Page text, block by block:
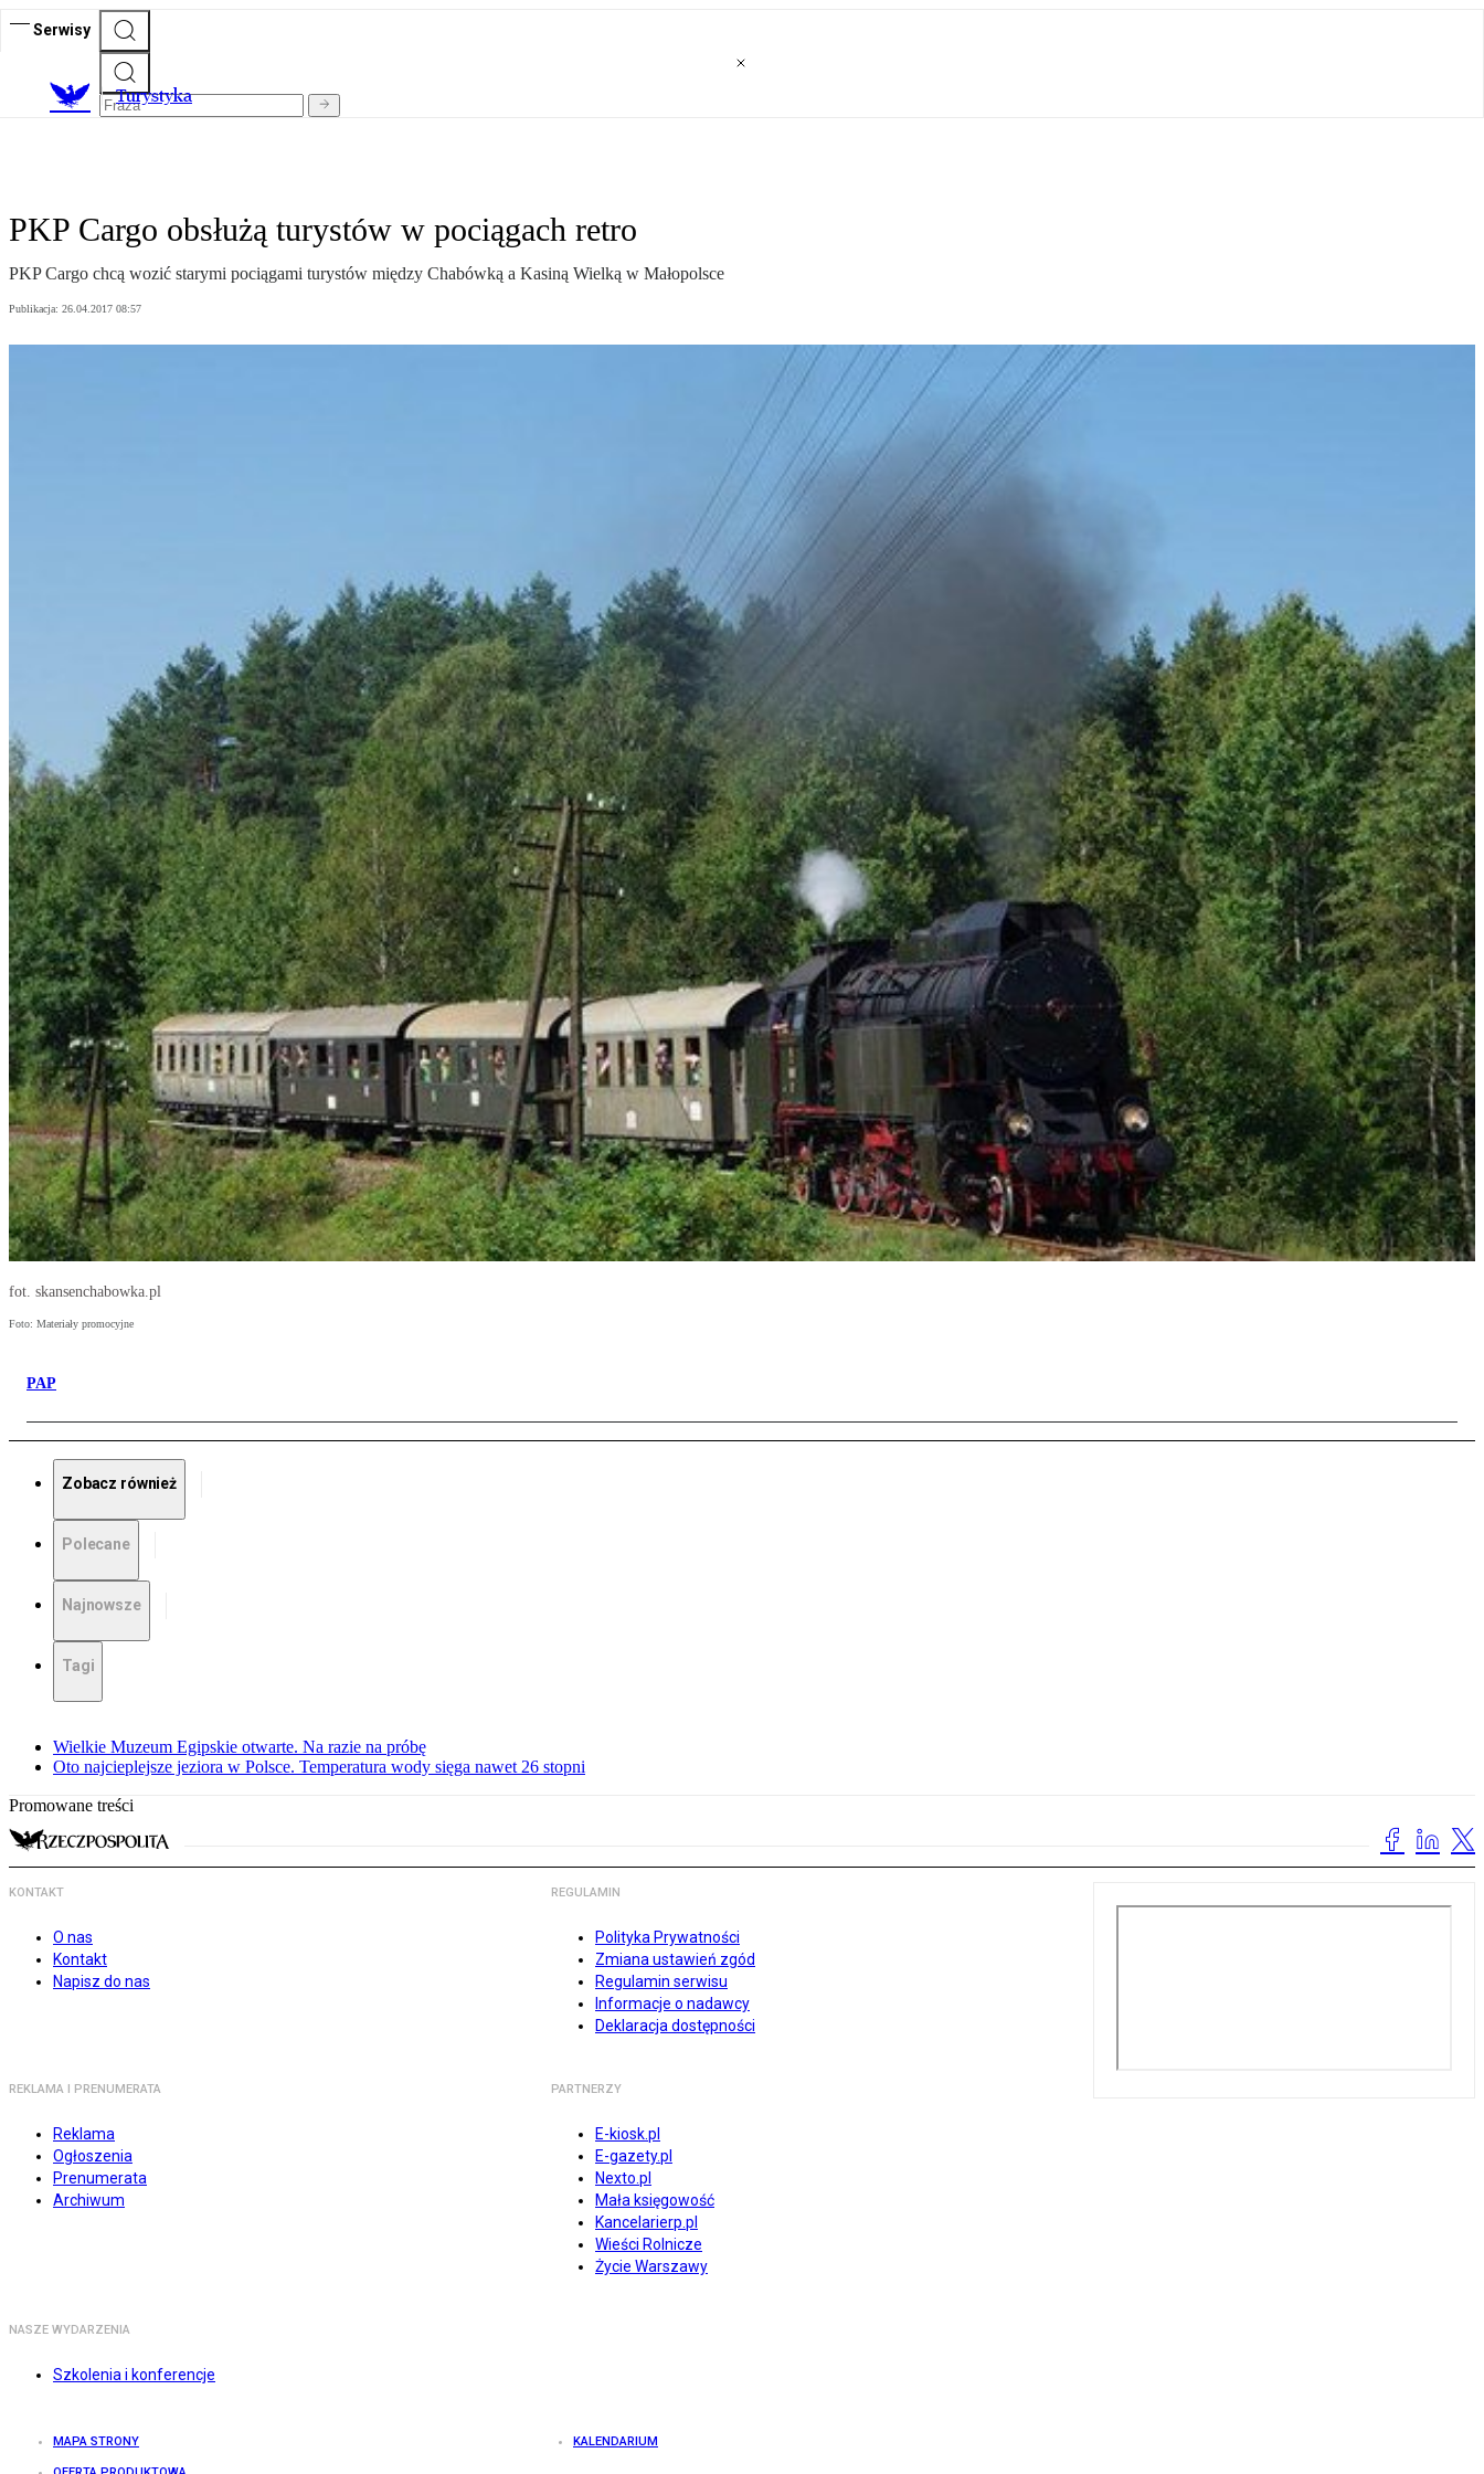
Serwisy
Turystyka
PKP Cargo obsłużą turystów w pociągach retro
PKP Cargo chcą wozić starymi pociągami turystów między Chabówką a Kasiną Wielką w Małopolsce
Publikacja: 26.04.2017 08:57
fot. skansenchabowka.pl
Foto: Materiały promocyjne
PAP
Zobacz również
Polecane
Najnowsze
Tagi
Wielkie Muzeum Egipskie otwarte. Na razie na próbę
Oto najcieplejsze jeziora w Polsce. Temperatura wody sięga nawet 26 stopni
Promowane treści
KONTAKT
O nas
Kontakt
Napisz do nas
REGULAMIN
Polityka Prywatności
Zmiana ustawień zgód
Regulamin serwisu
Informacje o nadawcy
Deklaracja dostępności
REKLAMA I PRENUMERATA
Reklama
Ogłoszenia
Prenumerata
Archiwum
PARTNERZY
E-kiosk.pl
E-gazety.pl
Nexto.pl
Mała księgowość
Kancelarierp.pl
Wieści Rolnicze
Życie Warszawy
NASZE WYDARZENIA
Szkolenia i konferencje
MAPA STRONY KALENDARIUM